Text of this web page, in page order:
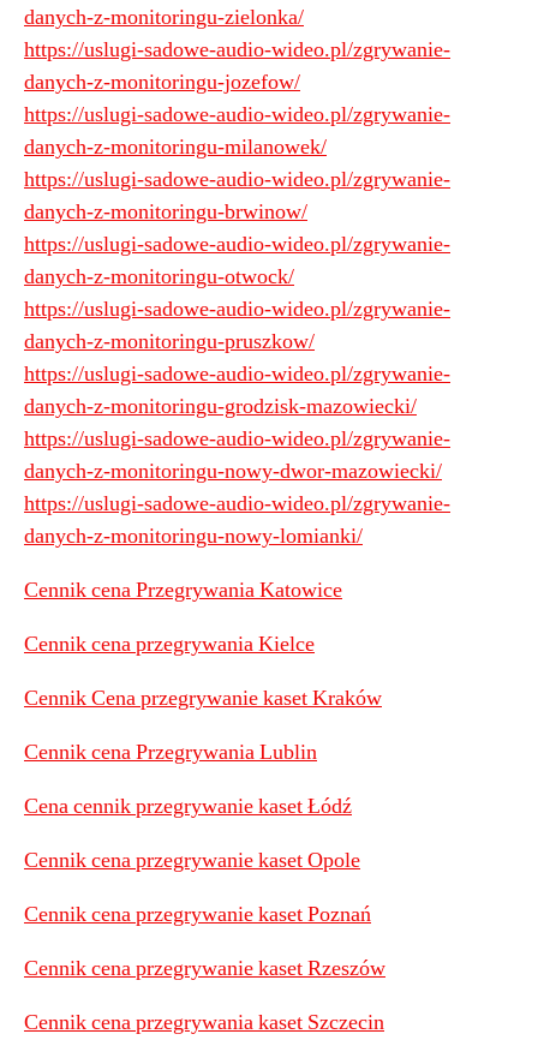
danych-z-monitoringu-zielonka/
https://uslugi-sadowe-audio-wideo.pl/zgrywanie-
danych-z-monitoringu-jozefow/
https://uslugi-sadowe-audio-wideo.pl/zgrywanie-
danych-z-monitoringu-milanowek/
https://uslugi-sadowe-audio-wideo.pl/zgrywanie-
danych-z-monitoringu-brwinow/
https://uslugi-sadowe-audio-wideo.pl/zgrywanie-
danych-z-monitoringu-otwock/
https://uslugi-sadowe-audio-wideo.pl/zgrywanie-
danych-z-monitoringu-pruszkow/
https://uslugi-sadowe-audio-wideo.pl/zgrywanie-
danych-z-monitoringu-grodzisk-mazowiecki/
https://uslugi-sadowe-audio-wideo.pl/zgrywanie-
danych-z-monitoringu-nowy-dwor-mazowiecki/
https://uslugi-sadowe-audio-wideo.pl/zgrywanie-
danych-z-monitoringu-nowy-lomianki/
Cennik cena Przegrywania Katowice
Cennik cena przegrywania Kielce
Cennik Cena przegrywanie kaset Kraków
Cennik cena Przegrywania Lublin
Cena cennik przegrywanie kaset Łódź
Cennik cena przegrywanie kaset Opole
Cennik cena przegrywanie kaset Poznań
Cennik cena przegrywanie kaset Rzeszów
Cennik cena przegrywania kaset Szczecin